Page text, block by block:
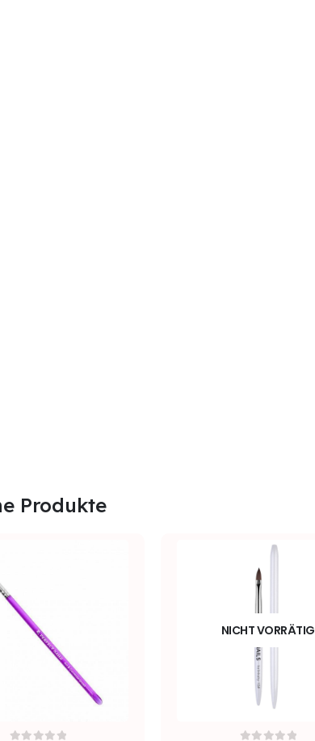
Produkte
NICHT VORRÄTIG